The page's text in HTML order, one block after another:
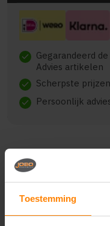
Toestemming
check Gegarandeerd
Advies artikelen
check Scherpste
check Persoonlijk
Beschrijving